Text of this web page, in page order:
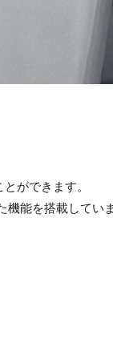
ができます。
機能を搭載してい